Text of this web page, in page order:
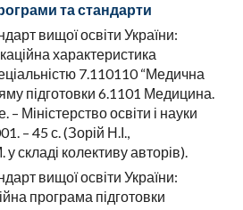
та стандарти
вищої освіти України:
характеристика
7.110110 “Медична
підготовки 6.1101 Медицина.
Міністерство освіти і науки
– 45 с. (Зорій Н.І.,
складі колективу авторів).
вищої освіти України:
програма підготовки